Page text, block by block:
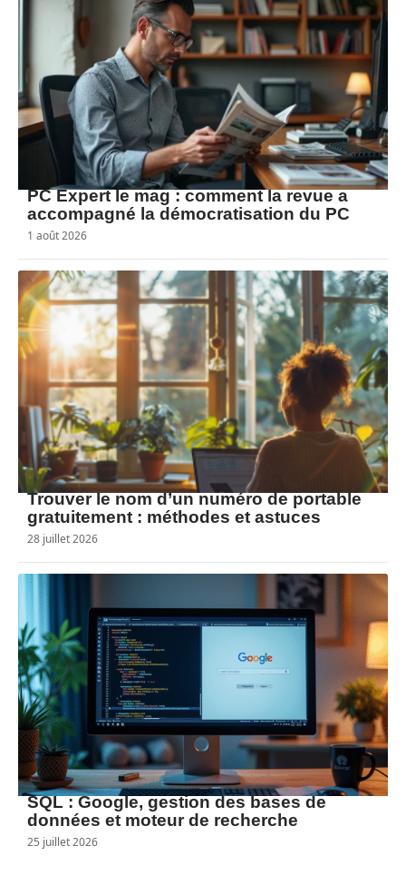
PC Expert le mag : comment la revue a
accompagné la démocratisation du PC
1 août 2026
Trouver le nom d’un numéro de portable
gratuitement : méthodes et astuces
28 juillet 2026
SQL : Google, gestion des bases de
données et moteur de recherche
25 juillet 2026